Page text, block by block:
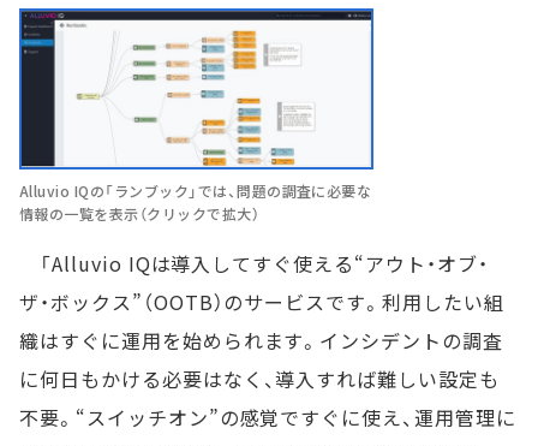
Alluvio IQの「ランブック」では、問題の調査に必要な
情報の一覧を表示（クリックで拡大）
「Alluvio IQは導入してすぐ使える“アウト・オブ・
ザ・ボックス”（OOTB）のサービスです。利用したい組
織はすぐに運用を始められます。インシデントの調査
に何日もかける必要はなく、導入すれば難しい設定も
不要。“スイッチオン”の感覚ですぐに使え、運用管理に